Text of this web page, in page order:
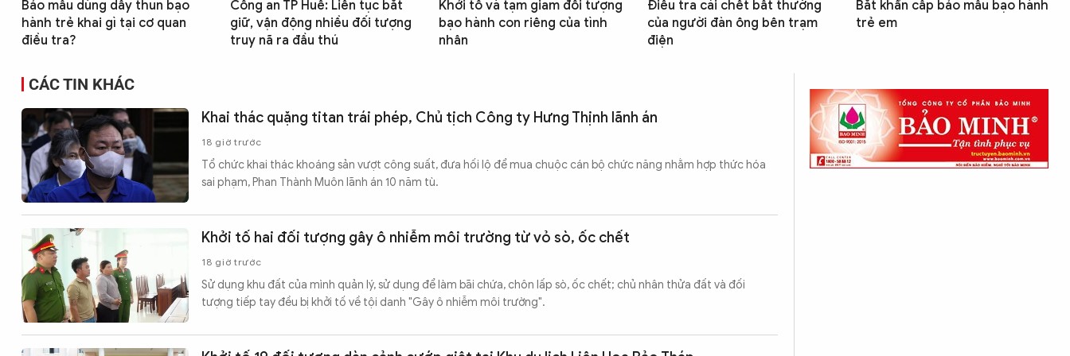
Bảo mẫu dùng dây thun bạo
hành trẻ khai gì tại cơ quan
điều tra?
Công an TP Huế: Liên tục bắt
giữ, vận động nhiều đối tượng
truy nã ra đầu thú
Khởi tố và tạm giam đối tượng
bạo hành con riêng của tình
nhân
Điều tra cái chết bất thường
của người đàn ông bên trạm
điện
Bắt khẩn cấp bảo mẫu bạo hành
trẻ em
CÁC TIN KHÁC
Khai thác quặng titan trái phép, Chủ tịch Công ty Hưng Thịnh lãnh án
18 giờ trước
Tổ chức khai thác khoáng sản vượt công suất, đưa hối lộ để mua chuộc cán bộ chức năng nhằm hợp thức hóa
sai phạm, Phan Thành Muôn lãnh án 10 năm tù.
Khởi tố hai đối tượng gây ô nhiễm môi trường từ vỏ sò, ốc chết
18 giờ trước
Sử dụng khu đất của mình quản lý, sử dụng để làm bãi chứa, chôn lấp sò, ốc chết; chủ nhân thửa đất và đối
tượng tiếp tay đều bị khởi tố về tội danh "Gây ô nhiễm môi trường".